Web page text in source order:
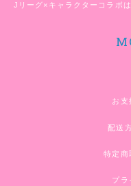
Jリーグ×キャラクターコラボ
お支
配送
特定商
プラ